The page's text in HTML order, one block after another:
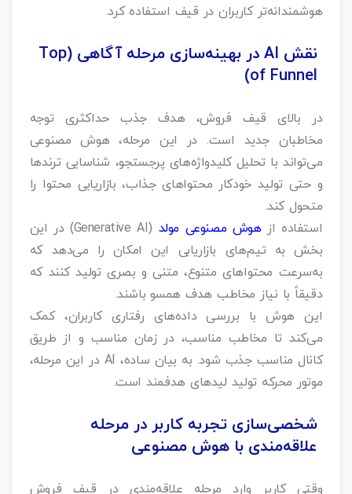
هوشمندانه‌تر کاربران در قیف استفاده کرد.
نقش AI در بهینه‌سازی مرحله آگاهی (Top
of Funnel)
در بالای قیف فروش، هدف جذب حداکثری توجه
مخاطبان جدید است. در این مرحله، هوش مصنوعی
می‌تواند با تحلیل کلیدواژه‌های پرجستجو، شناسایی ترندها
و حتی تولید خودکار محتواهای جذاب، بازاریابی محتوا را
متحول کند.
استفاده ازهوش مصنوعی مولد
(Generative AI) در این
بخش به تیم‌های بازاریابی این امکان را می‌دهد که
به‌سرعت محتواهای متنوع، متنی و بصری تولید کنند که
دقیقاً با نیاز مخاطب هدف همسو باشند.
این هوش با بررسی داده‌های رفتاری کاربران، کمک
می‌کند تا مخاطب مناسب، در زمان مناسب و از طریق
کانال مناسب جذب شود. به بیان ساده، AI در این مرحله،
موتور محرکه‌ تولید لیدهای هدفمند است.
شخصی‌سازی تجربه کاربر در مرحله
علاقه‌مندی با هوش مصنوعی
وقتی کاربر وارد مرحله علاقه‌مندی در قیف فروش